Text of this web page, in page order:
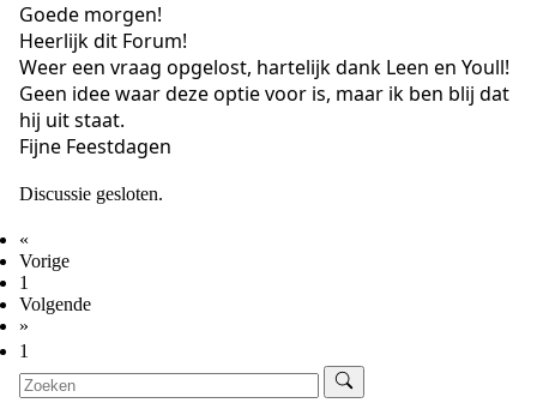
Goede morgen!
Heerlijk dit Forum!
Weer een vraag opgelost, hartelijk dank Leen en Youll!
Geen idee waar deze optie voor is, maar ik ben blij dat
hij uit staat.
Fijne Feestdagen
Discussie gesloten.
«
Vorige
1
Volgende
»
1